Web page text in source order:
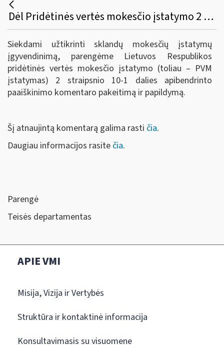
Dėl Pridėtinės vertės mokesčio įstatymo 2 straipsnio 10-1 dalies apibendrinto paaiškinimo (komentaro) pakeitimo ir papildymo
Siekdami užtikrinti sklandų mokesčių įstatymų
įgyvendinimą, parengėme Lietuvos Respublikos
pridėtinės vertės mokesčio įstatymo (toliau – PVM
įstatymas) 2 straipsnio 10-1 dalies apibendrinto
paaiškinimo komentaro pakeitimą ir papildymą.
Šį atnaujintą komentarą galima rasti čia.
Daugiau informacijos rasite čia.
Parengė
Teisės departamentas
APIE VMI
Misija, Vizija ir Vertybės
Struktūra ir kontaktinė informacija
Konsultavimasis su visuomene